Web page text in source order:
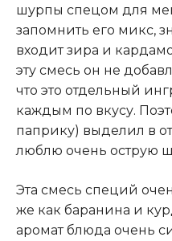
шурпы спецом для
запомнить его микс,
входит зира и
эту смесь он не
что это отдельный
каждым по вкусу.
паприку) выделил в
люблю очень острую
Эта смесь специй
же как баранина и
аромат блюда очень